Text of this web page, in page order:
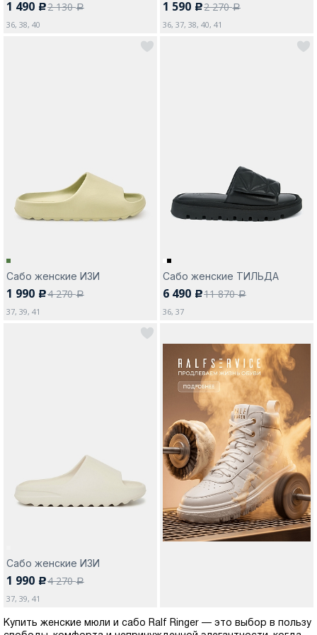
1 490 c2 130a
36, 38, 40
1 590 c2 270a
36, 37, 38, 40, 41
Сабо женские ИЗИ
1 990 c4 270a
37, 39, 41
Сабо женские ТИЛЬДА
6 490 c11 870a
36, 37
Сабо женские ИЗИ
1 990 c4 270a
37, 39, 41
Купить женские мюли и сабо Ralf Ringer — это выбор в пользу